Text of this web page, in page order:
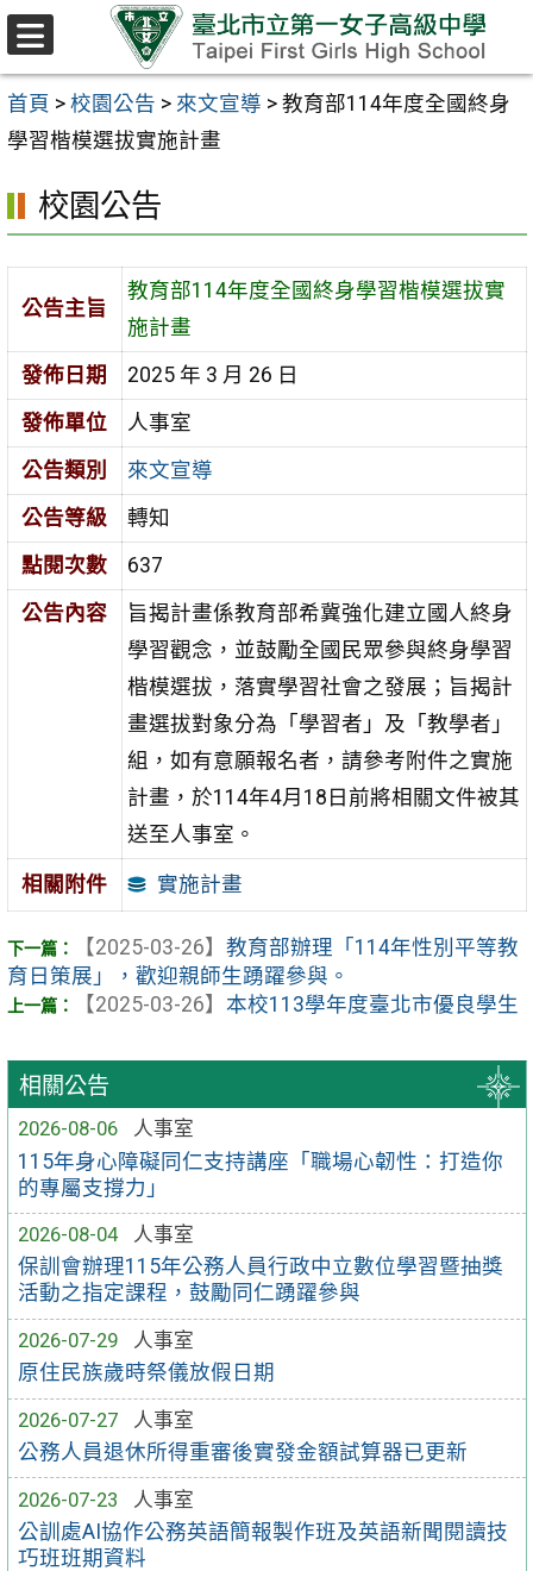
跳至主要內容區
首頁 > 校園公告 > 來文宣導 > 教育部114年度全國終身
學習楷模選拔實施計畫
相關公告
2026-08-06
人事室
115年身心障礙同仁支持講座「職場心韌性：打造你
的專屬支撐力」
2026-08-04
人事室
保訓會辦理115年公務人員行政中立數位學習暨抽獎
活動之指定課程，鼓勵同仁踴躍參與
2026-07-29
人事室
原住民族歲時祭儀放假日期
2026-07-27
人事室
公務人員退休所得重審後實發金額試算器已更新
2026-07-23
人事室
公訓處AI協作公務英語簡報製作班及英語新聞閱讀技
巧班班期資料
校園公告
公告主旨
教育部114年度全國終身學習楷模選拔實
施計畫
發佈日期
2025 年 3 月 26 日
發佈單位
人事室
公告類別
來文宣導
公告等級
轉知
點閱次數
637
公告內容
旨揭計畫係教育部希冀強化建立國人終身
學習觀念，並鼓勵全國民眾參與終身學習
楷模選拔，落實學習社會之發展；旨揭計
畫選拔對象分為「學習者」及「教學者」
組，如有意願報名者，請參考附件之實施
計畫，於114年4月18日前將相關文件被其
送至人事室。
相關附件 實施計畫
【2025-03-26】 教育部辦理「114年性別平等教
育日策展」，歡迎親師生踴躍參與。
【2025-03-26】 本校113學年度臺北市優良學生
選
單